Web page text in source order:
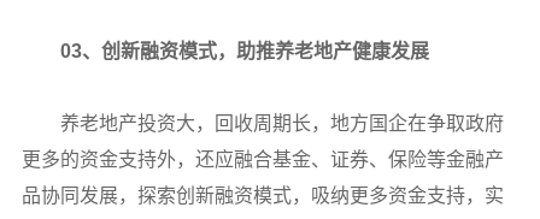
03、创新融资模式，助推养老地产健康发展
养老地产投资大，回收周期长，地方国企在争取政府
更多的资金支持外，还应融合基金、证券、保险等金融产
品协同发展，探索创新融资模式，吸纳更多资金支持，实